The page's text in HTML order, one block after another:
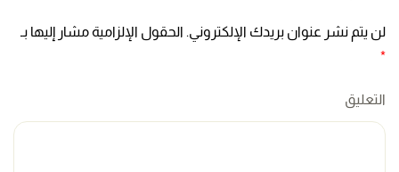
لن يتم نشر عنوان بريدك الإلكتروني. الحقول الإلزامية مشار إليها بـ
*
التعليق